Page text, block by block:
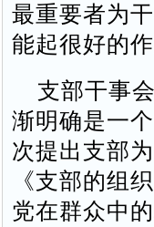
最重要者为
能起很好的作
支部干事会
渐明确是一
次提出支部
《支部的组
党在群众中